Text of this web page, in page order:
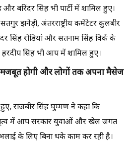
बरिंदर सिंह भी पार्टी में शामिल हुए।
झनेड़ी, अंतरराष्ट्रीय कमेंटेटर कुलबीर
सिंह रोड़ियां और सतनाम सिंह विर्क के
सिंह भी आप में शामिल हुए।
मजबूत होगी और लोगों तक अपना मैसेज
राजबीर सिंह घुम्मण ने कहा कि
में आप सरकार युवाओं और खेल जगत
के लिए बिना थके काम कर रही है।